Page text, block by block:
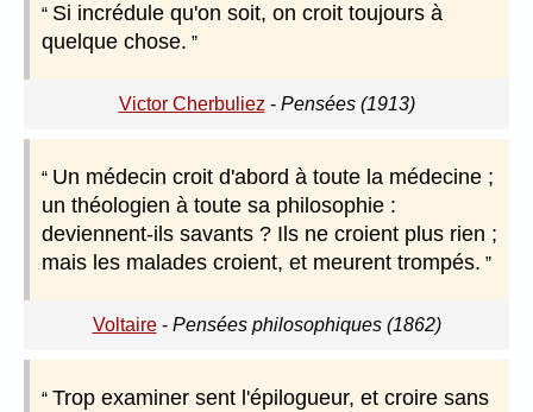
Si incrédule qu'on soit, on croit toujours à
quelque chose.
Victor Cherbuliez - Pensées (1913)
Un médecin croit d'abord à toute la médecine ;
un théologien à toute sa philosophie :
deviennent-ils savants ? Ils ne croient plus rien ;
mais les malades croient, et meurent trompés.
Voltaire- Pensées philosophiques (1862)
Trop examiner sent l'épilogueur, et croire sans